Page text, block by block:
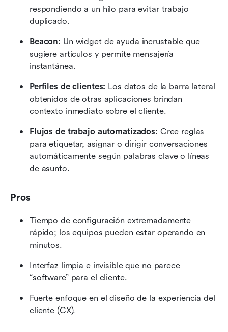
respondiendo a un hilo para evitar trabajo
duplicado.
Beacon: Un widget de ayuda incrustable que
sugiere artículos y permite mensajería
instantánea.
Perfiles de clientes: Los datos de la barra lateral
obtenidos de otras aplicaciones brindan
contexto inmediato sobre el cliente.
Flujos de trabajo automatizados: Cree reglas
para etiquetar, asignar o dirigir conversaciones
automáticamente según palabras clave o líneas
de asunto.
Pros
Tiempo de configuración extremadamente
rápido; los equipos pueden estar operando en
minutos.
Interfaz limpia e invisible que no parece
“software” para el cliente.
Fuerte enfoque en el diseño de la experiencia del
cliente (CX).